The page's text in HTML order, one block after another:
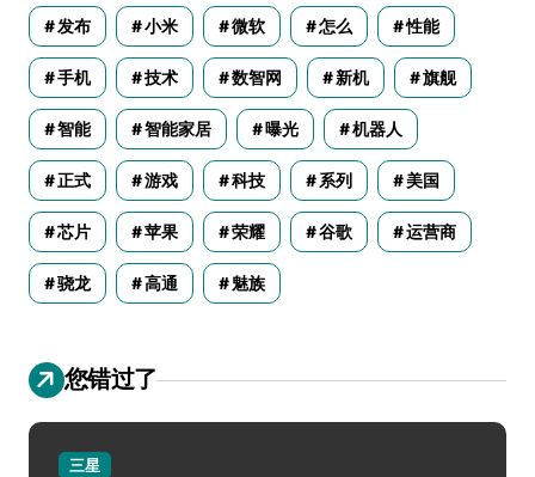
发布 小米 微软 怎么 性能
手机 技术 数智网 新机 旗舰
智能 智能家居 曝光 机器人
正式 游戏 科技 系列 美国
芯片 苹果 荣耀 谷歌 运营商
骁龙 高通 魅族
您错过了
三星